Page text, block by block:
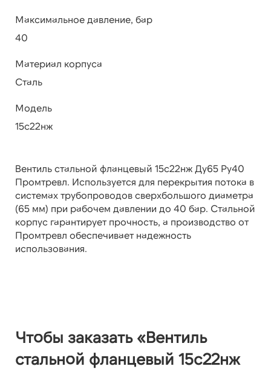
Максимальное давление, бар
40
Материал корпуса
Сталь
Модель
15с22нж
Вентиль стальной фланцевый 15с22нж Ду65 Ру40
Промтревл. Используется для перекрытия потока в
системах трубопроводов сверхбольшого диаметра
(65 мм) при рабочем давлении до 40 бар. Стальной
корпус гарантирует прочность, а производство от
Промтревл обеспечивает надежность
использования.
Чтобы заказать «Вентиль
стальной фланцевый 15с22нж